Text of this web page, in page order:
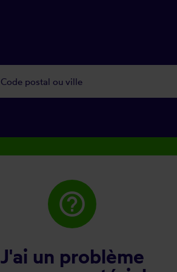
help_outline
J'ai un problème